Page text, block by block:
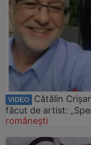
VIDEO
Cătălin
făcut de artist:
românești